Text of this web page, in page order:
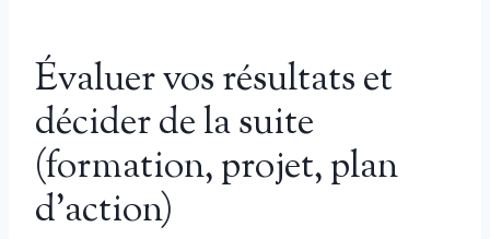
Évaluer vos résultats et
décider de la suite
(formation, projet, plan
d’action)